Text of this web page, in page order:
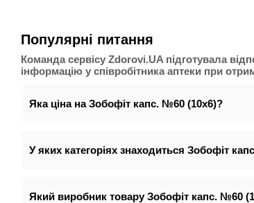
Популярні питання
Команда сервісу Zdorovi.UA підготувала
інформацію у співробітника аптеки при
Яка ціна на Зобофіт капс. №60 (10х6)?
У яких категоріях знаходиться Зобофіт
Який виробник товару Зобофіт капс. №60